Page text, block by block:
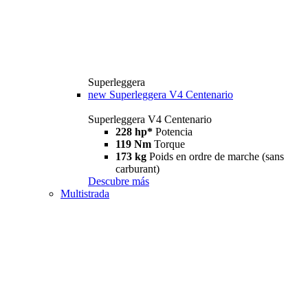
Superleggera
new Superleggera V4 Centenario
Superleggera V4 Centenario
228 hp* Potencia
119 Nm Torque
173 kg Poids en ordre de marche (sans
carburant)
Descubre más
Multistrada